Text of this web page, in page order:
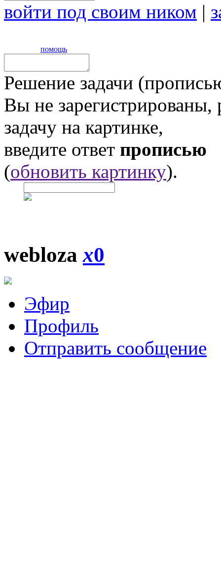
войти под своим ником |
помощь
Решение задачи
Вы не
задачу на картинке,
введите ответ прописью
(обновить картинку).
weblozax0
Эфир
Профиль
Отправить сообщение